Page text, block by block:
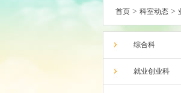
首页 > 科室动态 >
综合科
就业创业科